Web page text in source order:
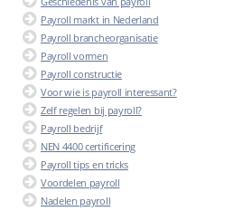
Payroll markt in Nederland
Payroll brancheorganisatie
Payroll vormen
Payroll constructie
Voor wie is payroll interessant?
Zelf regelen bij payroll?
Payroll bedrijf
NEN 4400 certificering
Payroll tips en tricks
Voordelen payroll
Nadelen payroll